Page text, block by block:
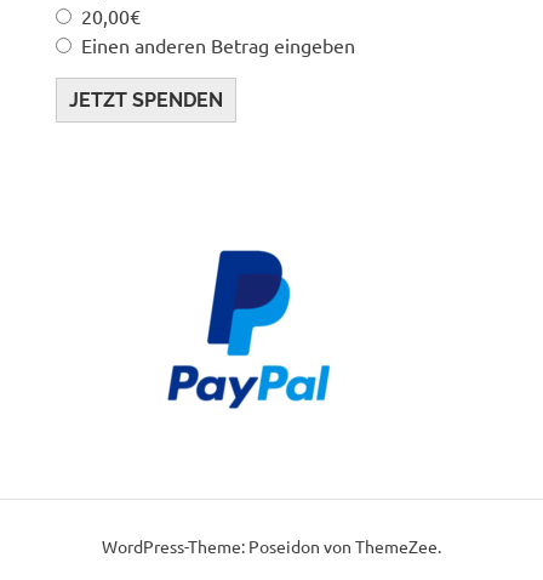
20,00€
Einen anderen Betrag eingeben
JETZT SPENDEN
WordPress-Theme: Poseidon von ThemeZee.